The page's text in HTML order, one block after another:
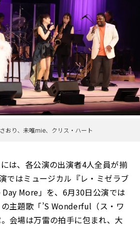
おり、未唯mie、クリス・ハート
は、各公演の出演者4人全員が揃
ではミュージカル『レ・ミゼラブ
More」を、6月30日公演では
主題歌「’S Wonderful（ス・ワ
会場は万雷の拍手に包まれ、大